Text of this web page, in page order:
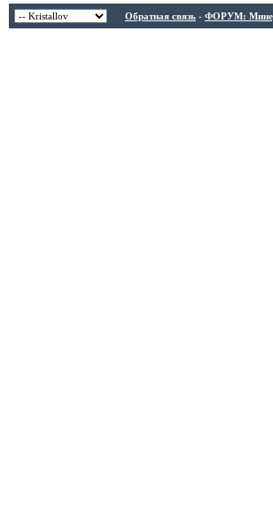
Обратная связь - ФОРУМ: